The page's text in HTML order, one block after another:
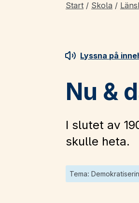
Start / Skola /
Lyssna på
Nu &
I slutet av
skulle heta.
Tema: